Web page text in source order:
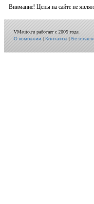
Внимание! Цены на сайте не
VMauto.ru работает с 2005 года.
О компании|Контакты|